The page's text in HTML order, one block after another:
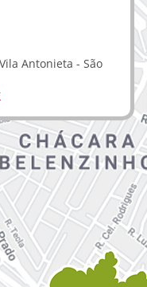
Antonieta - São